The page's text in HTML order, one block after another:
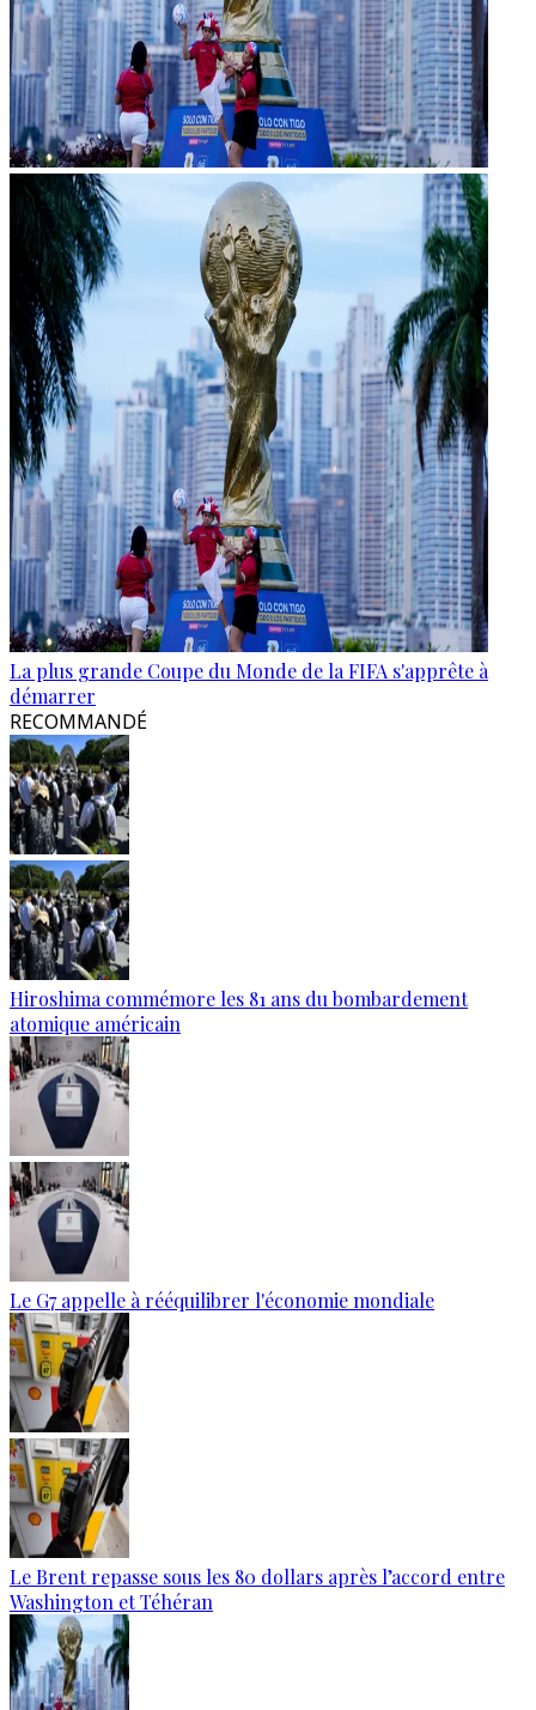
La plus grande Coupe du Monde de la FIFA s'apprête à
démarrer
RECOMMANDÉ
Hiroshima commémore les 81 ans du bombardement
atomique américain
Le G7 appelle à rééquilibrer l'économie mondiale
Le Brent repasse sous les 80 dollars après l’accord entre
Washington et Téhéran